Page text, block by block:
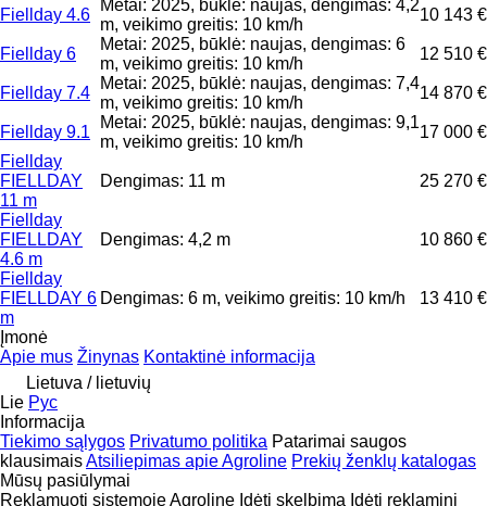
Fiellday 4.6
Metai: 2025, būklė: naujas, dengimas: 4,2
m, veikimo greitis: 10 km/h
10 143 €
Fiellday 6
Metai: 2025, būklė: naujas, dengimas: 6
m, veikimo greitis: 10 km/h
12 510 €
Fiellday 7.4
Metai: 2025, būklė: naujas, dengimas: 7,4
m, veikimo greitis: 10 km/h
14 870 €
Fiellday 9.1
Metai: 2025, būklė: naujas, dengimas: 9,1
m, veikimo greitis: 10 km/h
17 000 €
Fiellday
FIELLDAY
11 m
Dengimas: 11 m 25 270 €
Fiellday
FIELLDAY
4.6 m
Dengimas: 4,2 m 10 860 €
Fiellday
FIELLDAY 6
m
Dengimas: 6 m, veikimo greitis: 10 km/h 13 410 €
Įmonė
Apie mus Žinynas Kontaktinė informacija
Lietuva / lietuvių
Lie Рус
Informacija
Tiekimo sąlygos Privatumo politika Patarimai saugos
klausimaisAtsiliepimas apie Agroline Prekių ženklų katalogas
Mūsų pasiūlymai
Reklamuoti sistemoje Agroline Įdėti skelbimą Įdėti reklaminį